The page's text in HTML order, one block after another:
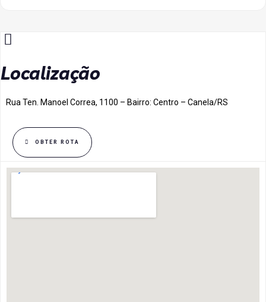
Localização
Rua Ten. Manoel Correa, 1100 – Bairro: Centro – Canela/RS
OBTER ROTA